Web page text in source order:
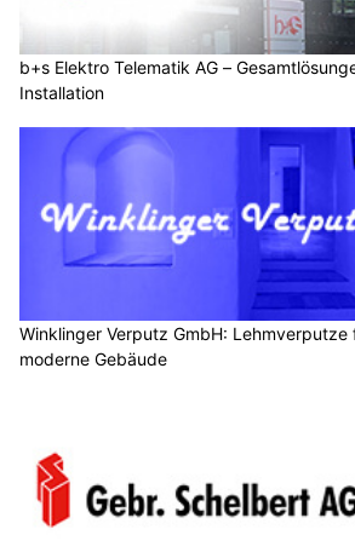
b+s Elektro Telematik AG –
Installation
Winklinger Verputz GmbH: Lehmverputze
moderne Gebäude